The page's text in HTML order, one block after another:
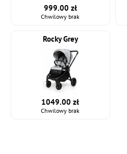
999.00 zł
Chwilowy brak
Rocky Grey
1049.00 zł
Chwilowy brak